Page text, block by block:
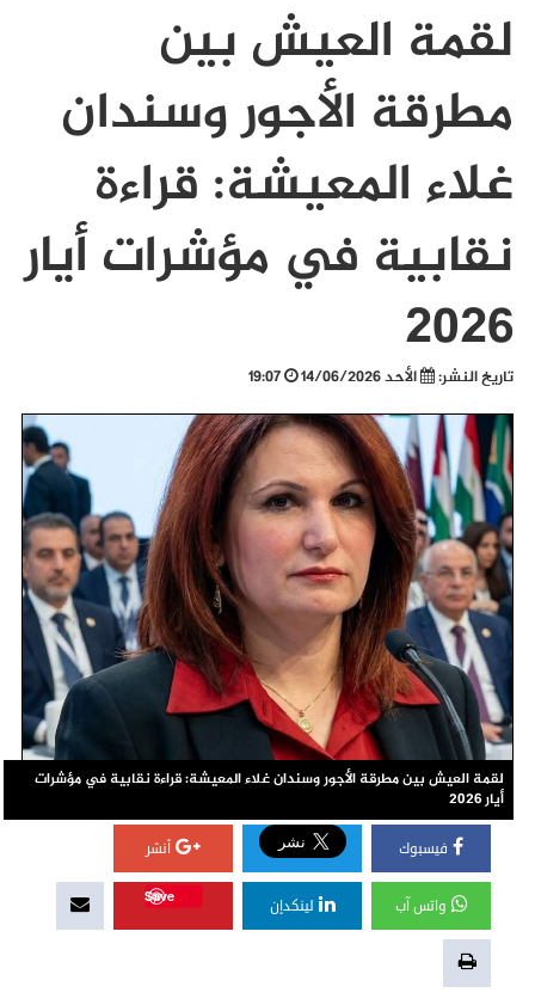
لقمة العيش بين
مطرقة الأجور وسندان
غلاء المعيشة: قراءة
نقابية في مؤشرات أيار
2026
تاريخ النشر: الأحد 14/06/2026
لقمة العيش بين مطرقة الأجور وسندان غلاء المعيشة: قراءة نقابية في مؤشرات
أيار 2026
فيسبوك أنشر
واتس آب لينكدإن
Save